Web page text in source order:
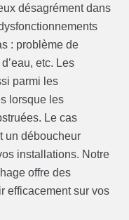
désagrément dans
: problème de
etc. Les
parmi les
lorsque les
Le cas
un déboucheur
installations. Notre
offre des
efficacement sur vos